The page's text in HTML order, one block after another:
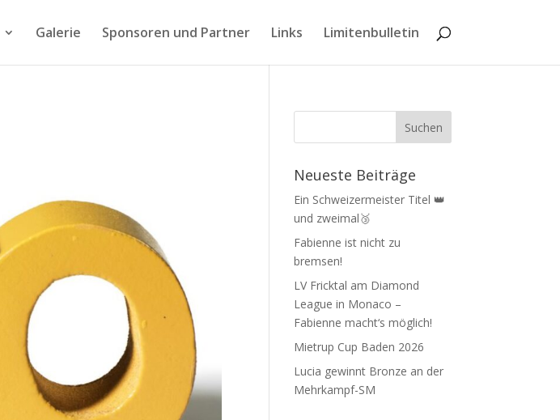
Galerie Sponsoren und Partner Links Limitenbulletin
Neueste Beiträge
Ein Schweizermeister Titel 👑
und zweimal🥉
Fabienne ist nicht zu
bremsen!
LV Fricktal am Diamond
League in Monaco –
Fabienne macht‘s möglich!
Mietrup Cup Baden 2026
Lucia gewinnt Bronze an der
Mehrkampf-SM